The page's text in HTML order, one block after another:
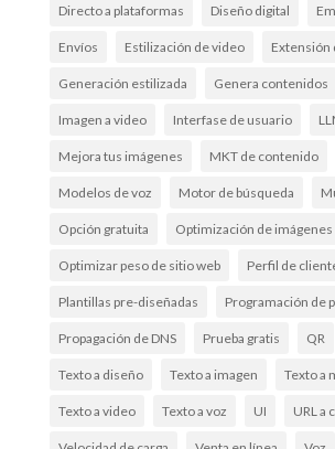
Directo a plataformas Diseño digital
Envíos Estilización de video Extensión
Generación estilizada Genera contenidos
Imagen a video Interfase de usuario
Mejora tus imágenes MKT de contenido
Modelos de voz Motor de búsqueda
Opción gratuita Optimización de imágenes
Optimizar peso de sitio web Perfil de
Plantillas pre-diseñadas Programación de
Propagación de DNS Prueba gratis QR
Texto a diseño Texto a imagen Texto a
Texto a video Texto a voz UI URL a